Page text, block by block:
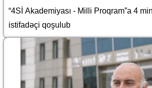
“4Sİ Akademiyası - Milli Proqram”a 4
istifadəçi qoşulub